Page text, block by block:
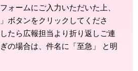
ォームにご入力いただいた上、
ボタンをクリックしてくださ
たら広報担当より折り返しご連
の場合は、件名に「至急」 と明